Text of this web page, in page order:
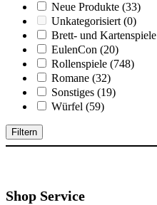
Neue Produkte (33)
Unkategorisiert(0)
Brett- und Kartenspiele
EulenCon (20)
Rollenspiele (748)
Romane (32)
Sonstiges (19)
Würfel (59)
Filtern
Shop Service